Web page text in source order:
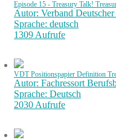
Episode 15 - Treasury Talk!
Autor: Verband Deutscher
Sprache: deutsch
1309 Aufrufe
VDT Positionspapier Definition
Autor: Fachressort
Sprache: Deutsch
2030 Aufrufe